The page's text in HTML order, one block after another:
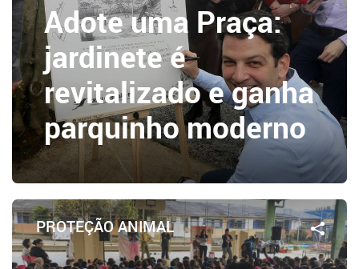
Adote uma Praça:
jardinete é
revitalizado e ganha
parquinho moderno
PROTEÇÃO ANIMAL